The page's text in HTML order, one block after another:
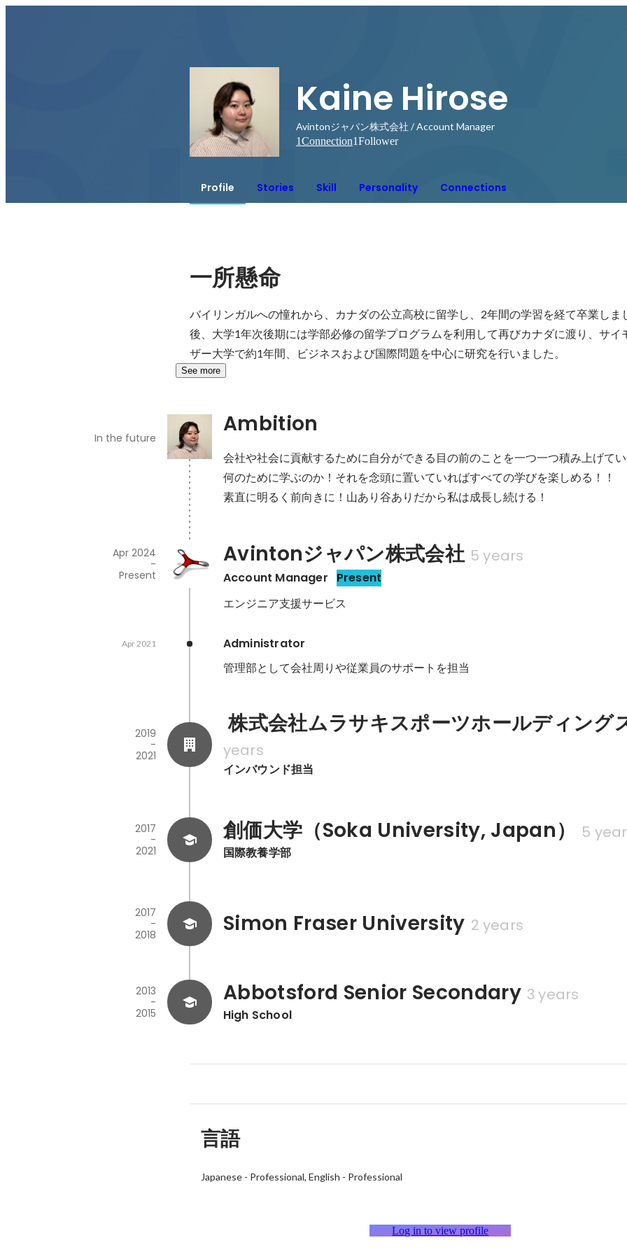
Kaine Hirose
Avintonジャパン株式会社 / Account Manager
1Connection1Follower
Profile Stories Skill Personality Connections
一所懸命
バイリンガルへの憧れから、カナダの公立高校に留学し、2年間の学習を経て卒業しま
後、大学1年次後期には学部必修の留学プログラムを利用して再びカナダに渡り、サイ
ザー大学で約1年間、ビジネスおよび国際問題を中心に研究を行いました。
See more
Ambition
In the future
会社や社会に貢献するために自分ができる目の前のことを一つ一つ積み上げてい
何のために学ぶのか！それを念頭に置いていればすべての学びを楽しめる！！
素直に明るく前向きに！山あり谷ありだから私は成長し続ける！
Avintonジャパン株式会社 5 years
Account Manager Present
Apr 2024
-
Present
エンジニア支援サービス
Administrator
Apr 2021
管理部として会社周りや従業員のサポートを担当
株式会社ムラサキスポーツホールディング
years
インバウンド担当
2019
-
2021
創価大学（Soka University, Japan） 5
国際教養学部
2017
-
2021
Simon Fraser University 2 years
2017
-
2018
Abbotsford Senior Secondary 3 years
High School
2013
-
2015
言語
Japanese- Professional English - Professional
Log in to view profile